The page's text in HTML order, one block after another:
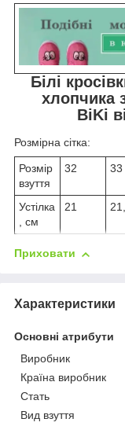
Білі
хлопчика
BiKi
Розмірна сітка:
Розмір
взуття
32 33
Устілка
, см
21
Приховати
Характеристики
Основні атрибути
Виробник
Країна виробник
Стать
Вид взуття